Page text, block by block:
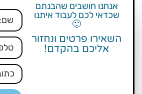
אנחנו חושבים שהבנתם
שכדאי לכם לעבוד איתנו
🙂
השאירו פרטים ונחזור
אליכם בהקדם!